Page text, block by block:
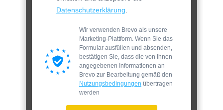
Datenschutzerklärung.
Wir verwenden Brevo als unsere
Marketing-Plattform. Wenn Sie das
Formular ausfüllen und absenden,
bestätigen Sie, dass die von Ihnen
angegebenen Informationen an
Brevo zur Bearbeitung gemäß den
Nutzungsbedingungen übertragen
werden